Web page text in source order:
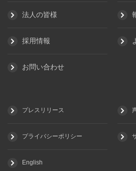
法人の皆様
採用情報
お問い合わせ
プレスリリース
プライバシーポリシー
English